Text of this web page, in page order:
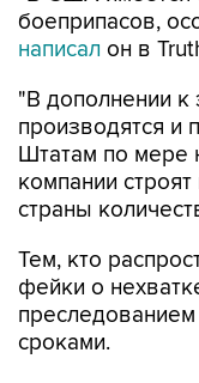
"В дополнении к
Штатам по мере
компании
страны
Тем, кто
сроками.
The Washington